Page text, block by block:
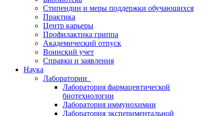
Стипендии и меры поддержки обучающихся
Практика
Центр карьеры
Профилактика гриппа
Академический отпуск
Воинский учет
Справки и заявления
Наука
Лаборатории
Лаборатория фармацевтической
биотехнологии
Лаборатория иммунохимии
Лаборатория экспериментальной